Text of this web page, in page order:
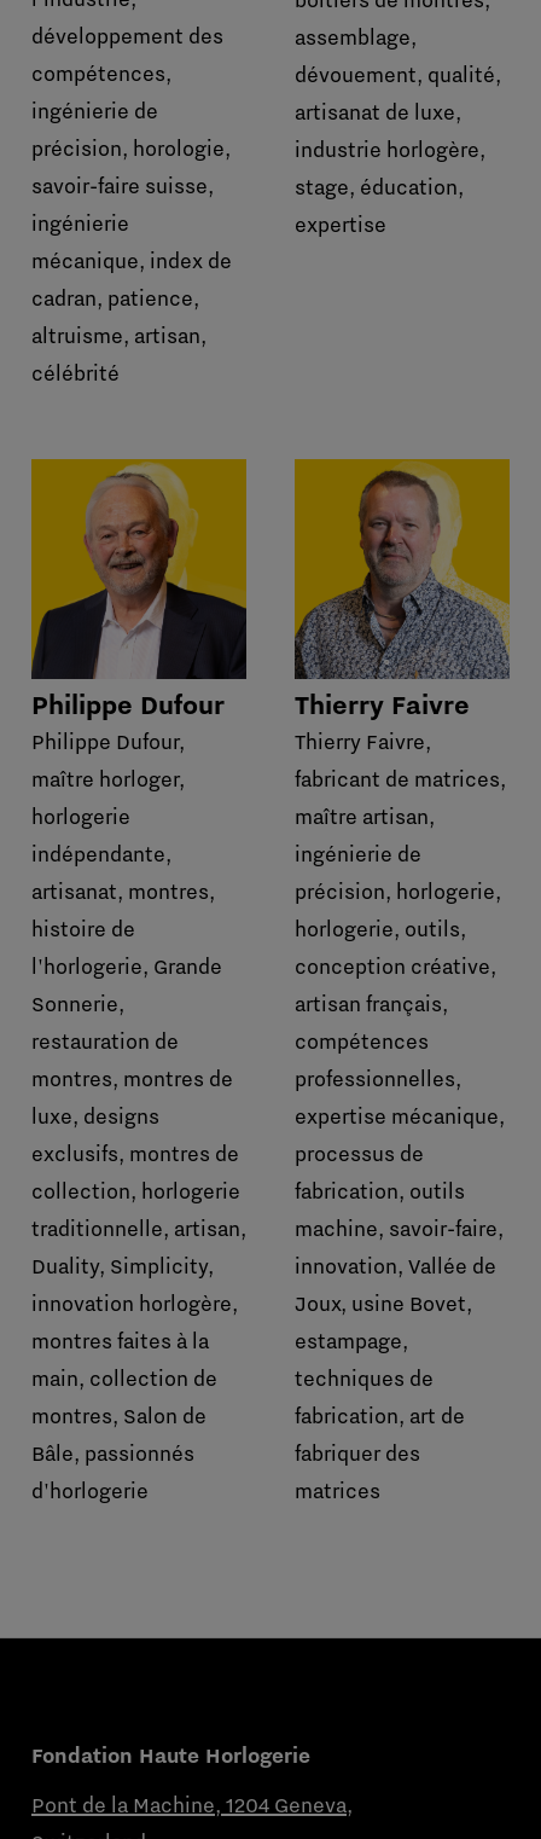
développement des
compétences,
ingénierie de
précision, horologie,
savoir-faire suisse,
ingénierie
mécanique, index de
cadran, patience,
altruisme, artisan,
célébrité
assemblage,
dévouement, qualité,
artisanat de luxe,
industrie horlogère,
stage, éducation,
expertise
Philippe Dufour
Philippe Dufour,
maître horloger,
horlogerie
indépendante,
artisanat, montres,
histoire de
l'horlogerie, Grande
Sonnerie,
restauration de
montres, montres de
luxe, designs
exclusifs, montres de
collection, horlogerie
traditionnelle, artisan,
Duality, Simplicity,
innovation horlogère,
montres faites à la
main, collection de
montres, Salon de
Bâle, passionnés
d'horlogerie
Thierry Faivre
Thierry Faivre,
fabricant de matrices,
maître artisan,
ingénierie de
précision, horlogerie,
horlogerie, outils,
conception créative,
artisan français,
compétences
professionnelles,
expertise mécanique,
processus de
fabrication, outils
machine, savoir-faire,
innovation, Vallée de
Joux, usine Bovet,
estampage,
techniques de
fabrication, art de
fabriquer des
matrices
Fondation Haute Horlogerie
Pont de la Machine, 1204 Geneva,